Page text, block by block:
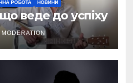
РОБОТА НОВИНИ
веде до успіху
MODERATION